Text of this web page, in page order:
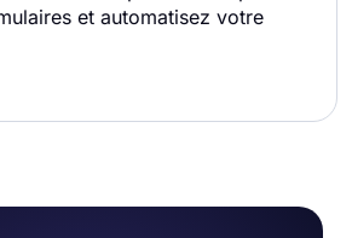
et automatisez votre